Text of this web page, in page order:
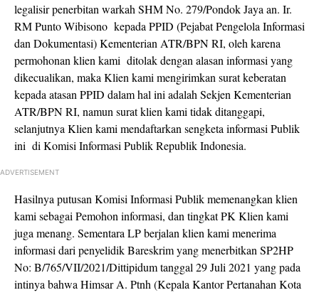
legalisir penerbitan warkah SHM No. 279/Pondok Jaya an. Ir.
RM Punto Wibisono kepada PPID (Pejabat Pengelola Informasi
dan Dokumentasi) Kementerian ATR/BPN RI, oleh karena
permohonan klien kami ditolak dengan alasan informasi yang
dikecualikan, maka Klien kami mengirimkan surat keberatan
kepada atasan PPID dalam hal ini adalah Sekjen Kementerian
ATR/BPN RI, namun surat klien kami tidak ditanggapi,
selanjutnya Klien kami mendaftarkan sengketa informasi Publik
ini di Komisi Informasi Publik Republik Indonesia.
ADVERTISEMENT
Hasilnya putusan Komisi Informasi Publik memenangkan klien
kami sebagai Pemohon informasi, dan tingkat PK Klien kami
juga menang. Sementara LP berjalan klien kami menerima
informasi dari penyelidik Bareskrim yang menerbitkan SP2HP
No: B/765/VII/2021/Dittipidum tanggal 29 Juli 2021 yang pada
intinya bahwa Himsar A. Ptnh (Kepala Kantor Pertanahan Kota